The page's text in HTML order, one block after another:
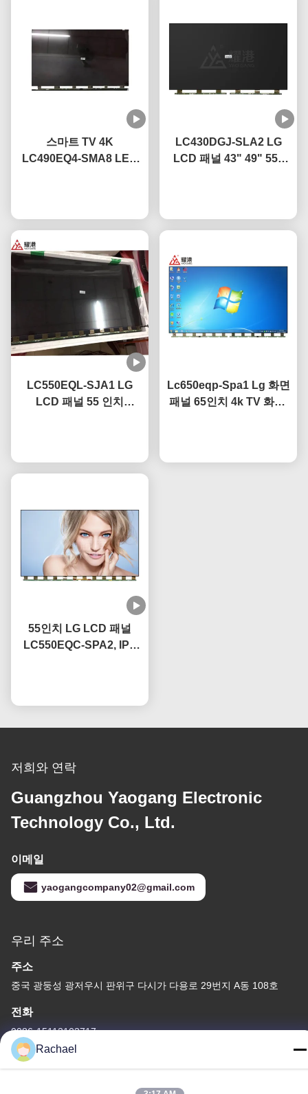
스마트 TV 4K
LC490EQ4-SMA8 LED
LC430DGJ-SLA2 LG
LCD 패널 43" 49" 55"
LC550EQL-SJA1 LG
LCD 패널 55 인치
Lc650eqp-Spa1 Lg 화면
패널 65인치 4k TV 화면,
55인치 LG LCD 패널
LC550EQC-SPA2, IPS
저희와 연락
Guangzhou Yaogang Electronic
Technology Co., Ltd.
이메일
yaogangcompany02@gmail.com
우리 주소
주소
중국 광둥성 광저우시 판위구 다시가 다용로 29번지 A동 108호
전화
0086-15112103717
Rachael